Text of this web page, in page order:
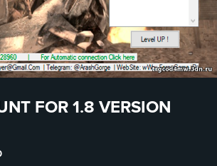
FOR 1.8 VERSION